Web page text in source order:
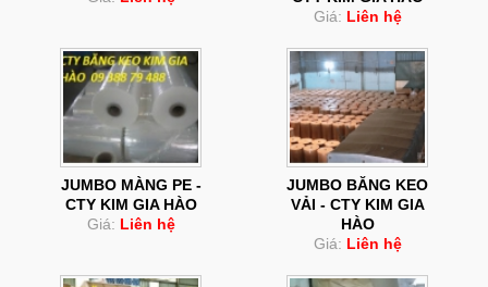
Giá: Liên hệ
JUMBO MÀNG PE -
CTY KIM GIA HÀO
Giá: Liên hệ
JUMBO BĂNG KEO
VẢI - CTY KIM GIA
HÀO
Giá: Liên hệ